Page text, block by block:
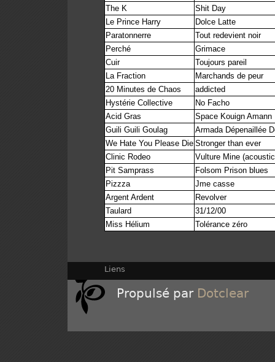
The K
Shit Day
Le Prince Harry
Dolce Latte
Paratonnerre
Tout redevient noir
Perché
Grimace
Cuir
Toujours pareil
La Fraction
Marchands de peur
20 Minutes de Chaos
addicted
Hystérie Collective
No Facho
Acid Gras
Space Kouign Amann
Guili Guili Goulag
Armada Dépenaillée
We Hate You Please Die Stronger than ever
Clinic Rodeo
Vulture Mine
Pit Samprass
Folsom Prison blues
Pizzza
Jme casse
Argent Ardent
Revolver
Taulard
31/12/00
Miss Hélium
Tolérance zéro
Liens
Propulsé par Dotclear